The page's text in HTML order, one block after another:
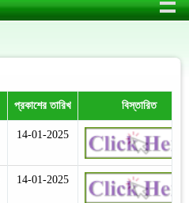
প্রকাশের তারিখ বিস্তারিত
14-01-2025
14-01-2025